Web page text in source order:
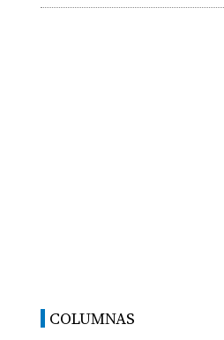
COLUMNAS